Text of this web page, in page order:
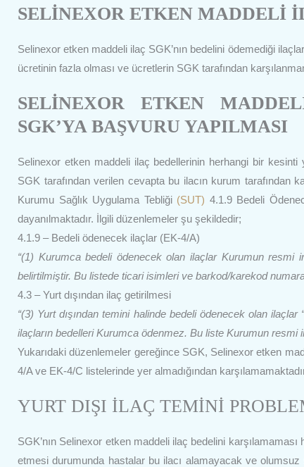
SELİNEXOR ETKEN MADDELİ
Selinexor etken maddeli ilaç SGK’nın bedelini ödemediği
ücretinin fazla olması ve ücretlerin SGK tarafından
SELİNEXOR ETKEN
SGK’YA BAŞVURU YAPILMASI
Selinexor etken maddeli ilaç bedellerinin herhangi bir kesinti
SGK tarafından verilen cevapta bu ilacın kurum tarafından
Kurumu Sağlık Uygulama Tebliği (SUT) 4.1.9 Bedeli
dayanılmaktadır. İlgili düzenlemeler şu şekildedir;
4.1.9 – Bedeli ödenecek ilaçlar (EK-4/A)
“(1) Kurumca bedeli ödenecek olan ilaçlar Kurumun resmi
belirtilmiştir. Bu listede ticari isimleri ve barkod/karekod
4.3 – Yurt dışından ilaç getirilmesi
“(3) Yurt dışından temini halinde bedeli ödenecek olan
ilaçların bedelleri Kurumca ödenmez. Bu liste Kurumun resmi
Yukarıdaki düzenlemeler gereğince SGK, Selinexor etken
4/A ve EK-4/C listelerinde yer almadığından
YURT DIŞI İLAÇ TEMİNİ
SGK’nın Selinexor etken maddeli ilaç bedelini
etmesi durumunda hastalar bu ilacı alamayacak ve olumsuz